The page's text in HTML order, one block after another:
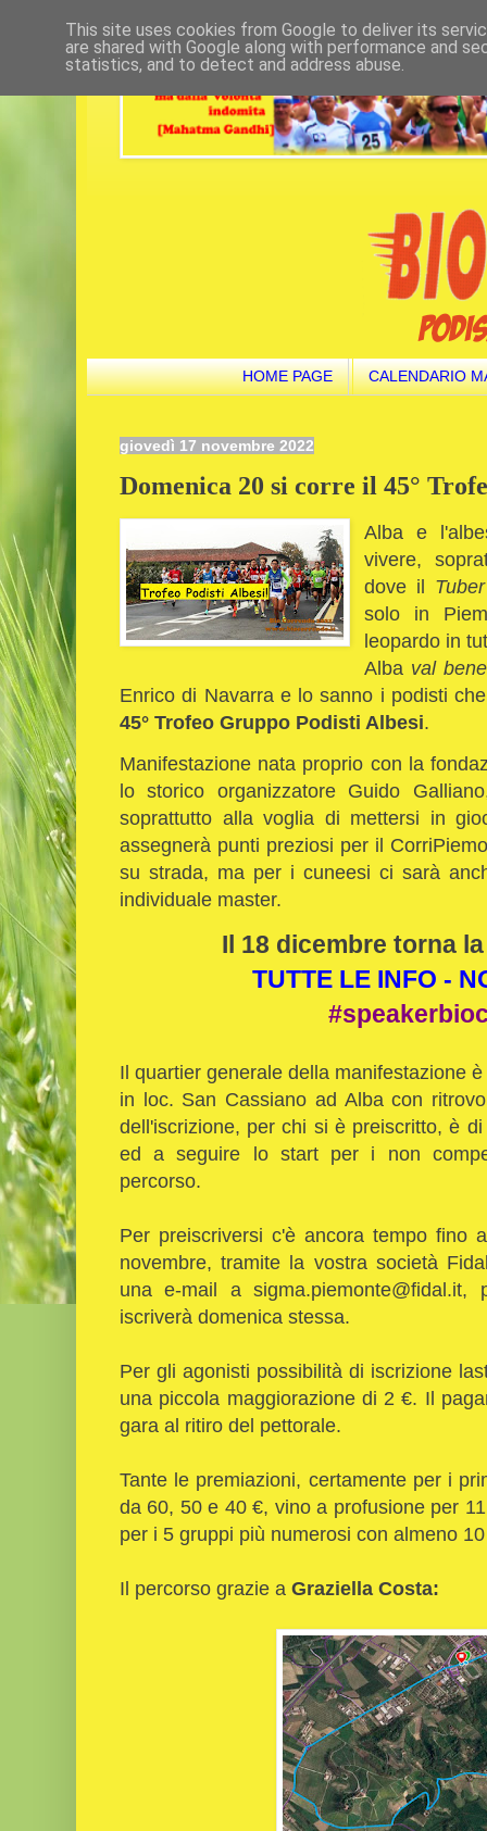
HOME PAGE CALENDARIO
giovedì 17 novembre 2022
Domenica 20 si corre il 45°
Alba e
vivere,
dove il
solo in
leopardo in
Alba val
Enrico di Navarra e lo sanno i podisti
45° Trofeo Gruppo Podisti Albesi.
Manifestazione nata proprio con la
lo storico organizzatore Guido
soprattutto alla voglia di mettersi in
assegnerà punti preziosi per il
su strada, ma per i cuneesi ci sarà
individuale master.
Il 18 dicembre torna
TUTTE LE INFO -
Il quartier generale della manifestazione
in loc. San Cassiano ad Alba con
dell'iscrizione, per chi si è preiscritto, è
ed a seguire lo start per i non
percorso.
Per preiscriversi c'è ancora tempo fino
novembre, tramite la vostra società
una e-mail a
iscriverà domenica stessa.
Per gli agonisti possibilità di iscrizione
una piccola maggiorazione di 2 €. Il
gara al ritiro del pettorale.
Tante le premiazioni, certamente per i
da 60, 50 e 40 €, vino a profusione per
per i 5 gruppi più numerosi con almeno
Il percorso grazie a Graziella Costa:
This site uses cookies from Google to deliver its
are shared with Google along with performance and
statistics, and to detect and address abuse.